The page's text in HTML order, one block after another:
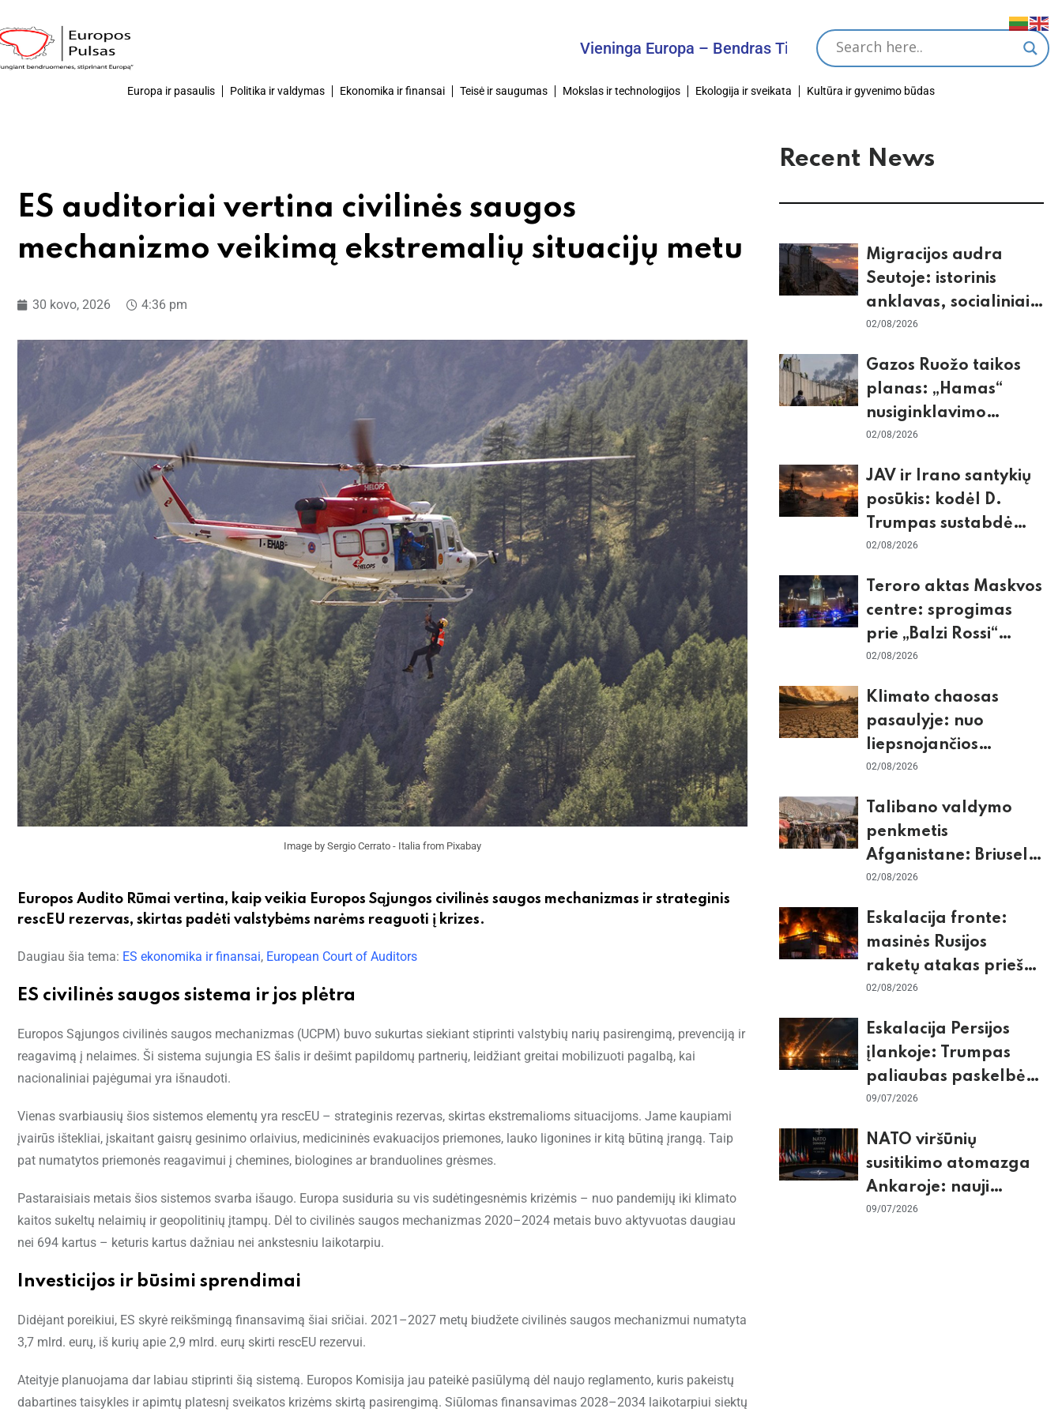
Vieninga Europa – Bendras Tikslas
Europa ir pasaulis Politika ir valdymas Ekonomika ir finansai Teisė ir saugumas Mokslas ir technologijos Ekologija ir sveikata Kultūra ir gyvenimo būdas
ES auditoriai vertina civilinės saugos
mechanizmo veikimą ekstremalių situacijų metu
30 kovo, 2026 4:36 pm
Image by Sergio Cerrato - Italia from Pixabay
Europos Audito Rūmai vertina, kaip veikia Europos Sąjungos civilinės saugos mechanizmas ir strateginis
rescEU rezervas, skirtas padėti valstybėms narėms reaguoti į krizes.
Daugiau šia tema: ES ekonomika ir finansai, European Court of Auditors
ES civilinės saugos sistema ir jos plėtra
Europos Sąjungos civilinės saugos mechanizmas (UCPM) buvo sukurtas siekiant stiprinti valstybių narių pasirengimą, prevenciją ir
reagavimą į nelaimes. Ši sistema sujungia ES šalis ir dešimt papildomų partnerių, leidžiant greitai mobilizuoti pagalbą, kai
nacionaliniai pajėgumai yra išnaudoti.
Vienas svarbiausių šios sistemos elementų yra rescEU – strateginis rezervas, skirtas ekstremalioms situacijoms. Jame kaupiami
įvairūs ištekliai, įskaitant gaisrų gesinimo orlaivius, medicininės evakuacijos priemones, lauko ligonines ir kitą būtiną įrangą. Taip
pat numatytos priemonės reagavimui į chemines, biologines ar branduolines grėsmes.
Pastaraisiais metais šios sistemos svarba išaugo. Europa susiduria su vis sudėtingesnėmis krizėmis – nuo pandemijų iki klimato
kaitos sukeltų nelaimių ir geopolitinių įtampų. Dėl to civilinės saugos mechanizmas 2020–2024 metais buvo aktyvuotas daugiau
nei 694 kartus – keturis kartus dažniau nei ankstesniu laikotarpiu.
Investicijos ir būsimi sprendimai
Didėjant poreikiui, ES skyrė reikšmingą finansavimą šiai sričiai. 2021–2027 metų biudžete civilinės saugos mechanizmui numatyta
3,7 mlrd. eurų, iš kurių apie 2,9 mlrd. eurų skirti rescEU rezervui.
Ateityje planuojama dar labiau stiprinti šią sistemą. Europos Komisija jau pateikė pasiūlymą dėl naujo reglamento, kuris pakeistų
dabartines taisykles ir apimtų platesnį sveikatos krizėms skirtą pasirengimą. Siūlomas finansavimas 2028–2034 laikotarpiui siektų
Recent News
Migracijos audra
Seutoje: istorinis
anklavas, socialiniai
tinklai ir ES skilimas
02/08/2026
Gazos Ruožo taikos
planas: „Hamas“
nusiginklavimo
sąlygos, Izraelio
nerimas dėl sienos
02/08/2026
JAV ir Irano santykių
posūkis: kodėl D.
Trumpas sustabdė
smūgius ir kuo
ekonomika
02/08/2026
Teroro aktas Maskvos
centre: sprogimas
prie „Balzi Rossi“
restorano,
tikrieji taikiniai
02/08/2026
Klimato chaosas
pasaulyje: nuo
liepsnojančios
Europos iki
Antarktidos
paradokso
02/08/2026
Talibano valdymo
penkmetis
Afganistane: Briuselio
vizito užkulisiai, gilus
konfliktas su
Pakistanu
02/08/2026
Eskalacija fronte:
masinės Rusijos
raketų atakas prieš
Kijevą, dronų smūgiai
žiemos krizės grėsmė
02/08/2026
Eskalacija Persijos
įlankoje: Trumpas
paliaubas paskelbė
baigtomis, JAV
taikinių Irane
09/07/2026
NATO viršūnių
susitikimo atomazga
Ankaroje: nauji
įsipareigojimai
09/07/2026